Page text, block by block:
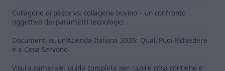
Collagene di pesce vs. collagene bovino – un confronto
oggettivo dei parametri tecnologici
Documenti su un'Azienda Italiana 2026: Quali Puoi Richiedere
e a Cosa Servono
Visura camerale: guida completa per capire cosa contiene e